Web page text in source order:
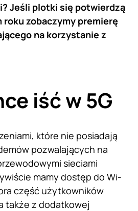
Jeśli plotki się potwierdzą
roku zobaczymy premierę
na korzystanie z
iść w 5G
które nie posiadają
pozwalających na
sieciami
mamy dostęp do Wi-
część użytkowników
także z dodatkowej